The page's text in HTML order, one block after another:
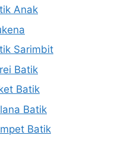
Anak
Sarimbit
Batik
Batik
Batik
Batik